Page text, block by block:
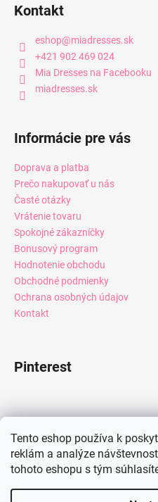
Tento eshop používa k
reklám a analýze
tohoto eshopu s tým
Kontakt
eshop@miadresses.sk
+421 902 469 024
Mia Dresses na Facebooku
miadresses.sk
Informácie pre vás
Doprava a platba
Prečo nakupovať u nás
Časté otázky
Vrátenie tovaru
Spokojné zákazníčky
Bonusový program
Hodnotenie obchodu
Obchodné podmienky
Ochrana osobných údajov
Kontakt
Pinterest
Instagram